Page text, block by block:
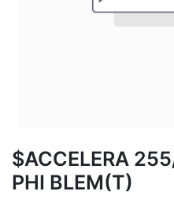
$ACCELERA
PHI BLEM(T)